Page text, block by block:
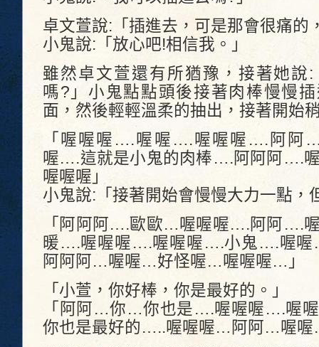
卓文萱說:「插進去，可是那會很痛的
小鬼說:「放心吧!相信我。」
雖然卓文萱還有所猶豫，接著她說
嗎?」小鬼點點頭後接著肉棒慢慢
面，然後輕輕溫柔的抽出，接著開始
「喔喔喔….喔喔….喔喔喔….阿阿
喔….這就是小鬼的肉棒….阿阿阿….
喔喔喔」
小鬼說:「接著開始會慢慢大力一點，
「阿阿阿….歐歐…喔喔喔….阿阿….
暖….喔喔喔….喔喔喔….小鬼….喔
阿阿阿…喔喔…好怪喔…喔喔喔…」
「小萱，你好棒，你是最好的。」
「阿阿…你…你也是….喔喔喔….喔
你也是最好的…..喔喔喔…阿阿…喔